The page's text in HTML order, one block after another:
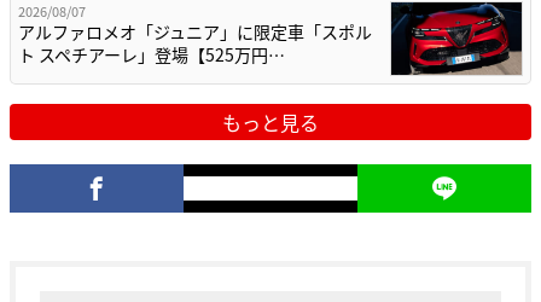
2026/08/07
アルファロメオ「ジュニア」に限定車「スポル
ト スペチアーレ」登場【525万円…
もっと見る